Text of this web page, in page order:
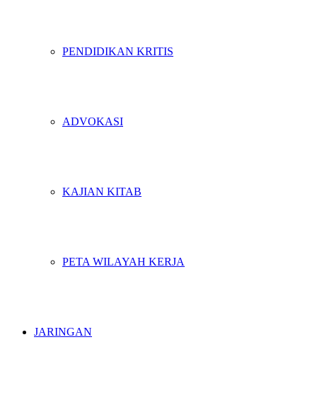
PENDIDIKAN KRITIS
ADVOKASI
KAJIAN KITAB
PETA WILAYAH KERJA
JARINGAN